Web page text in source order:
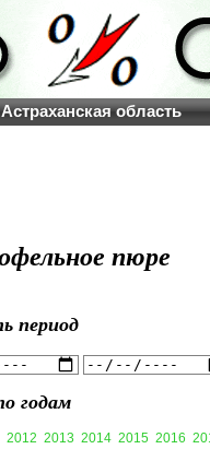
область
пюре
период
годам
2012 2013 2014 2015 2016